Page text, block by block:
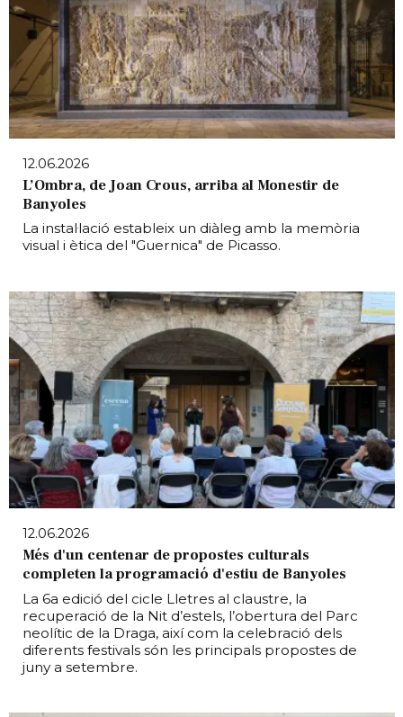
12.06.2026
L’Ombra, de Joan Crous, arriba al Monestir de
Banyoles
La instal·lació estableix un diàleg amb la memòria
visual i ètica del "Guernica" de Picasso.
12.06.2026
Més d'un centenar de propostes culturals
completen la programació d'estiu de Banyoles
La 6a edició del cicle Lletres al claustre, la
recuperació de la Nit d’estels, l’obertura del Parc
neolític de la Draga, així com la celebració dels
diferents festivals són les principals propostes de
juny a setembre.